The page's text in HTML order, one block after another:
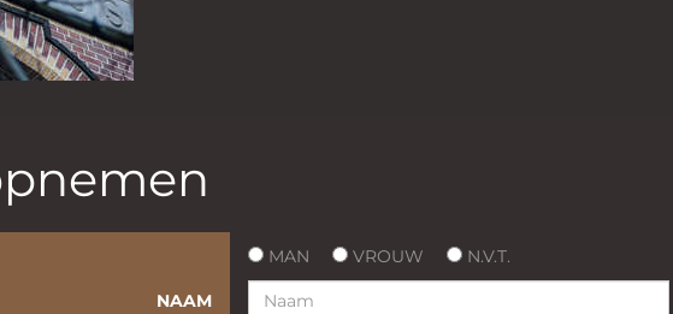
MAN VROUW N.V.T.
NAAM